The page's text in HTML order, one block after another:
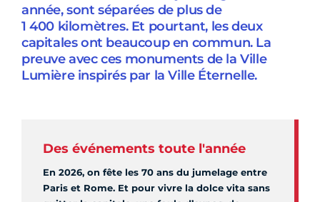
année, sont séparées de plus de
1 400 kilomètres. Et pourtant, les deux
capitales ont beaucoup en commun. La
preuve avec ces monuments de la Ville
Lumière inspirés par la Ville Éternelle.
Des événements toute l'année
En 2026, on fête les 70 ans du jumelage entre
Paris et Rome. Et pour vivre la dolce vita sans